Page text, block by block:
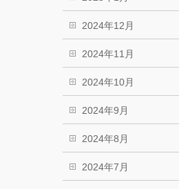
2024年12月
2024年11月
2024年10月
2024年9月
2024年8月
2024年7月